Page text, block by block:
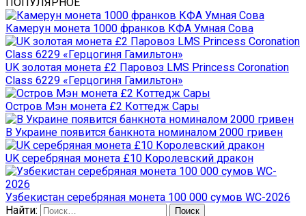
Камерун монета 1000 франков КФА Умная Сова
UK золотая монета £2 Паровоз LMS Princess Coronation
Class 6229 «Герцогиня Гамильтон»
Остров Мэн монета £2 Коттедж Сары
В Украине появится банкнота номиналом 2000 гривен
UK серебряная монета £10 Королевский дракон
Узбекистан серебряная монета 100 000 сумов WC-2026
Найти: